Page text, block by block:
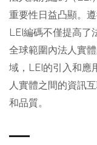
重要性日益凸顯。
LEI編碼不僅提高了
全球範圍內法人實
域，LEI的引入和應
人實體之間的資訊
和品質。